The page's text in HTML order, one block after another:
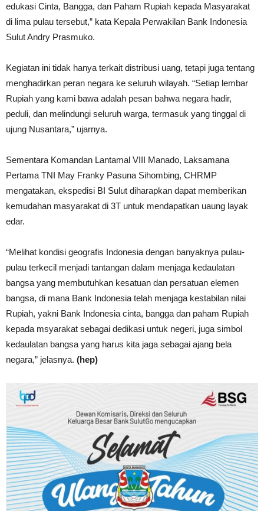
edukasi Cinta, Bangga, dan Paham Rupiah kepada Masyarakat
di lima pulau tersebut,” kata Kepala Perwakilan Bank Indonesia
Sulut Andry Prasmuko.
Kegiatan ini tidak hanya terkait distribusi uang, tetapi juga tentang
menghadirkan peran negara ke seluruh wilayah. “Setiap lembar
Rupiah yang kami bawa adalah pesan bahwa negara hadir,
peduli, dan melindungi seluruh warga, termasuk yang tinggal di
ujung Nusantara,” ujarnya.
Sementara Komandan Lantamal VIII Manado, Laksamana
Pertama TNI May Franky Pasuna Sihombing, CHRMP
mengatakan, ekspedisi BI Sulut diharapkan dapat memberikan
kemudahan masyarakat di 3T untuk mendapatkan uaung layak
edar.
“Melihat kondisi geografis Indonesia dengan banyaknya pulau-
pulau terkecil menjadi tantangan dalam menjaga kedaulatan
bangsa yang membutuhkan kesatuan dan persatuan elemen
bangsa, di mana Bank Indonesia telah menjaga kestabilan nilai
Rupiah, yakni Bank Indonesia cinta, bangga dan paham Rupiah
kepada msyarakat sebagai dedikasi untuk negeri, juga simbol
kedaulatan bangsa yang harus kita jaga sebagai ajang bela
negara,” jelasnya. (hep)